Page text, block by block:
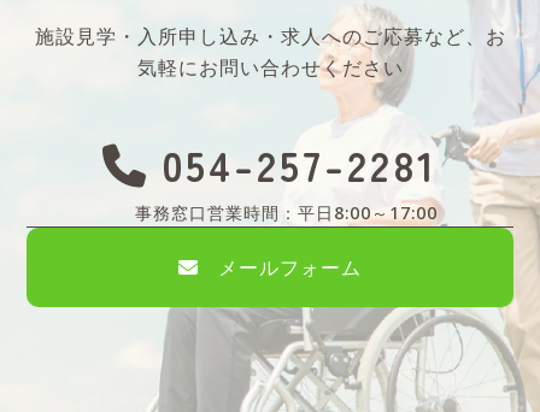
施設見学・入所申し込み・求人へのご応募など、 お
気軽にお問い合わせください
054-257-2281
事務窓口営業時間：平日8:00～17:00
メールフォーム